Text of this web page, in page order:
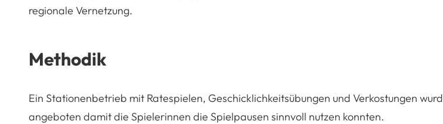
regionale Vernetzung.
Methodik
Ein Stationenbetrieb mit Ratespielen, Geschicklichkeitsübungen und Verkostungen
angeboten damit die Spielerinnen die Spielpausen sinnvoll nutzen konnten.